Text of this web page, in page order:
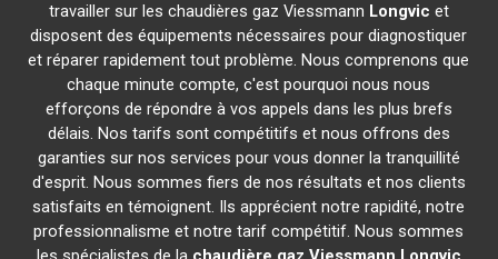
travailler sur les chaudières gaz Viessmann Longvic et
disposent des équipements nécessaires pour diagnostiquer
et réparer rapidement tout problème. Nous comprenons que
chaque minute compte, c'est pourquoi nous nous
efforçons de répondre à vos appels dans les plus brefs
délais. Nos tarifs sont compétitifs et nous offrons des
garanties sur nos services pour vous donner la tranquillité
d'esprit. Nous sommes fiers de nos résultats et nos clients
satisfaits en témoignent. Ils apprécient notre rapidité, notre
professionnalisme et notre tarif compétitif. Nous sommes